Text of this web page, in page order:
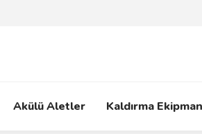
Akülü Aletler Kaldırma